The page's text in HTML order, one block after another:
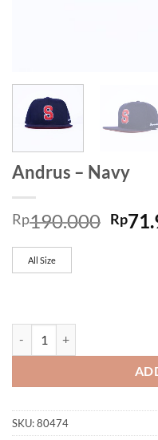
Andrus – Navy
Rp190.000 Rp
All Size
SKU:80474